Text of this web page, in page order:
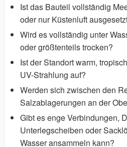
Ist das Bauteil vollständig
oder nur Küstenluft
Wird es vollständig unter
oder größtenteils trocken?
Ist der Standort warm,
UV-Strahlung auf?
Werden sich zwischen den
Salzablagerungen an der
Gibt es enge Verbindungen,
Unterlegscheiben oder
Wasser ansammeln kann?